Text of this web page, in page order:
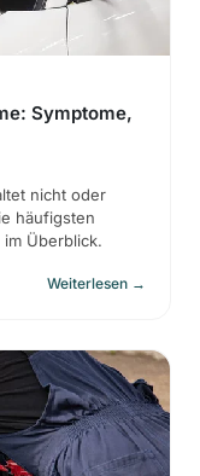
Symptome,
nicht oder
häufigsten
Überblick.
Weiterlesen →